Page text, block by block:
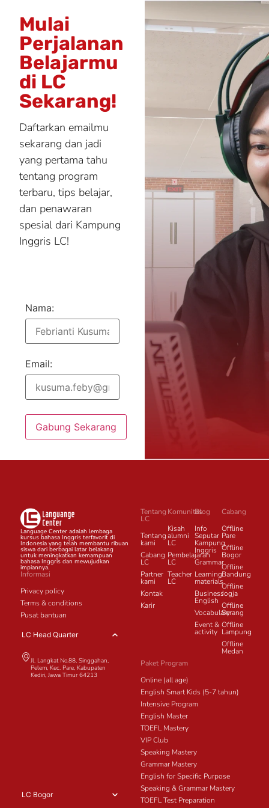
Mulai
Perjalanan
Belajarmu
di LC
Sekarang!
Daftarkan emailmu
sekarang dan jadi
yang pertama tahu
tentang program
terbaru, tips belajar,
dan penawaran
spesial dari Kampung
Inggris LC!
Nama:
Email:
Gabung Sekarang
Language Center adalah lembaga
kursus bahasa Inggris terfavorit di
Indonesia yang telah membantu ribuan
siswa dari berbagai latar belakang
untuk meningkatkan kemampuan
bahasa Inggris dan mewujudkan
impiannya.
Informasi
Privacy policy
Terms & conditions
Pusat bantuan
LC Head Quarter
Jl. Langkat No.88, Singgahan,
Pelem, Kec. Pare, Kabupaten
Kediri, Jawa Timur 64213
LC Bogor
Tentang
LC
Tentang
kami
Cabang
LC
Partner
kami
Kontak
Karir
Komunitas
Kisah
alumni
LC
Pembelajaran
LC
Teacher
LC
Blog
Info
Seputar
Kampung
Inggris
Grammar
Learning
materials
Business
English
Vocabulary
Event &
activity
Cabang
Offline
Pare
Offline
Bogor
Offline
Bandung
Offline
Jogja
Offline
Serang
Offline
Lampung
Offline
Medan
Paket Program
Online (all age)
English Smart Kids (5-7 tahun)
Intensive Program
English Master
TOEFL Mastery
VIP Club
Speaking Mastery
Grammar Mastery
English for Specific Purpose
Speaking & Grammar Mastery
TOEFL Test Preparation